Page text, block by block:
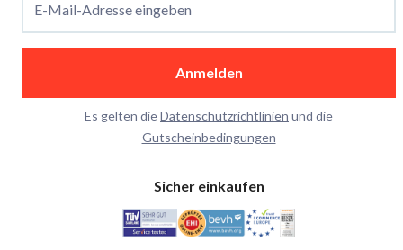
E-Mail-Adresse eingeben
Anmelden
Es gelten dieDatenschutzrichtlinien und die
Gutscheinbedingungen
Sicher einkaufen